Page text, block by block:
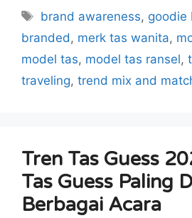
Tag
brand awareness, goodie
branded, merk tas wanita,
model tas, model tas ransel,
traveling, trend mix and
Tren Tas Guess
Tas Guess Paling
Berbagai Acara